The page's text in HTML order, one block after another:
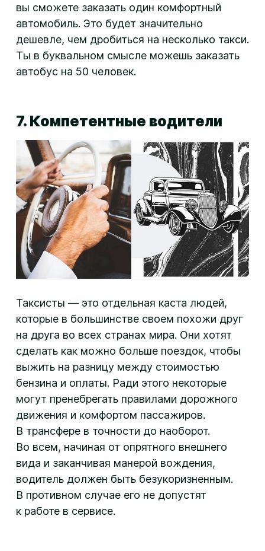
вы сможете заказать один комфортный
автомобиль. Это будет значительно
дешевле, чем дробиться на несколько такси.
Ты в буквальном смысле можешь заказать
автобус на 50 человек.
7. Компетентные водители
Таксисты — это отдельная каста людей,
которые в большинстве своем похожи друг
на друга во всех странах мира. Они хотят
сделать как можно больше поездок, чтобы
выжить на разницу между стоимостью
бензина и оплаты. Ради этого некоторые
могут пренебрегать правилами дорожного
движения и комфортом пассажиров.
В трансфере в точности до наоборот.
Во всем, начиная от опрятного внешнего
вида и заканчивая манерой вождения,
водитель должен быть безукоризненным.
В противном случае его не допустят
к работе в сервисе.